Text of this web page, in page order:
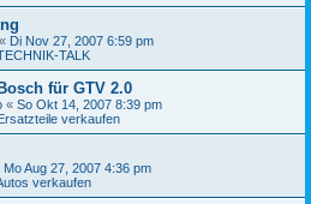
« Di Nov 27, 2007 6:59 pm
TALK
für GTV 2.0
« So Okt 14, 2007 8:39 pm
verkaufen
Mo Aug 27, 2007 4:36 pm
verkaufen